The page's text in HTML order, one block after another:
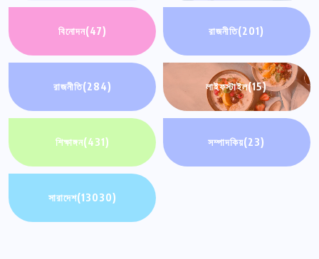
বিনোদন(47) রাজনীতি(201)
রাজনীতি(284) লাইফস্টাইল(15)
শিক্ষাঙ্গন(431) সম্পাদকিয়(23)
সারাদেশ(13030)